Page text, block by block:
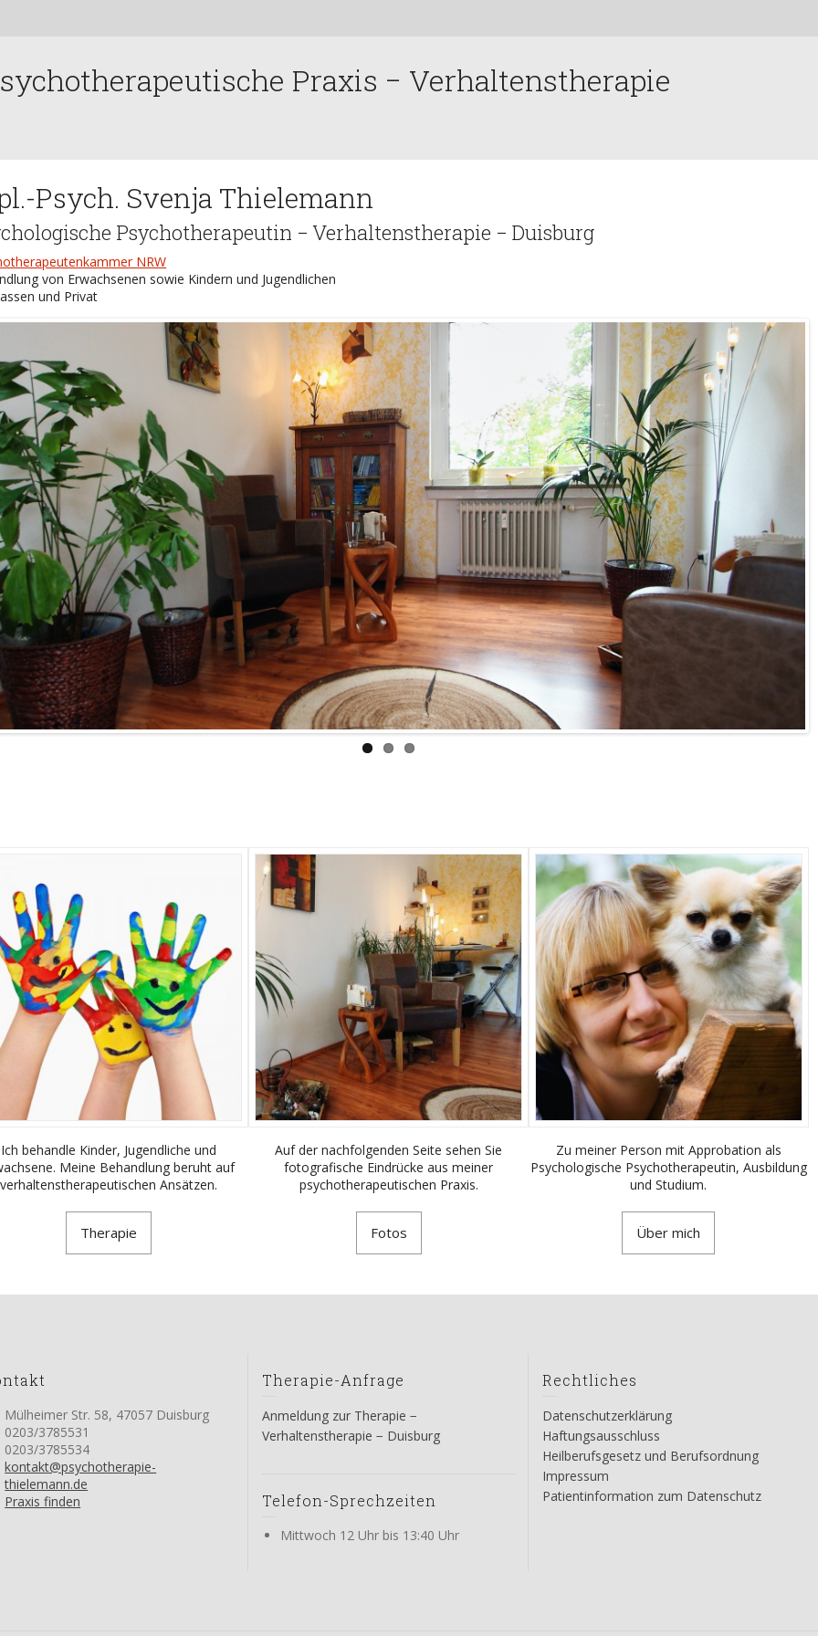
Praxis − Verhaltenstherapie
Psych. Svenja Thielemann
Psychotherapeutin − Verhaltenstherapie − Duisburg
NRW
von Erwachsenen sowie Kindern und Jugendlichen
und Privat
Ich behandle Kinder, Jugendliche und
Meine Behandlung beruht auf
verhaltenstherapeutischen Ansätzen.
Therapie
Auf der nachfolgenden Seite sehen Sie
fotografische Eindrücke aus meiner
psychotherapeutischen Praxis.
Fotos
Zu meiner Person mit Approbation als
Psychologische Psychotherapeutin, Ausbildung
und Studium.
Über mich
Mülheimer Str. 58, 47057 Duisburg
0203/3785531
0203/3785534
kontakt@psychotherapie-
thielemann.de
Praxis finden
Therapie-Anfrage
Anmeldung zur Therapie −
Verhaltenstherapie − Duisburg
Telefon-Sprechzeiten
Mittwoch 12 Uhr bis 13:40 Uhr
Rechtliches
Datenschutzerklärung
Haftungsausschluss
Heilberufsgesetz und Berufsordnung
Impressum
Patientinformation zum Datenschutz